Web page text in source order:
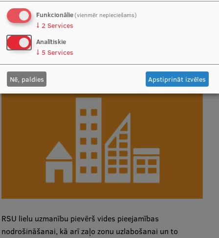
RSU lielu uzmanību pievērš vides pieejamības
nodrošināšanai, kā arī zaļo zonu uzlabošanai un to
Funkcionālie(vienmēr nepieciešams)
↓ 2 Services
Analītiskie
↓ 5 Services
Nē, paldies Apstiprināt izvēles